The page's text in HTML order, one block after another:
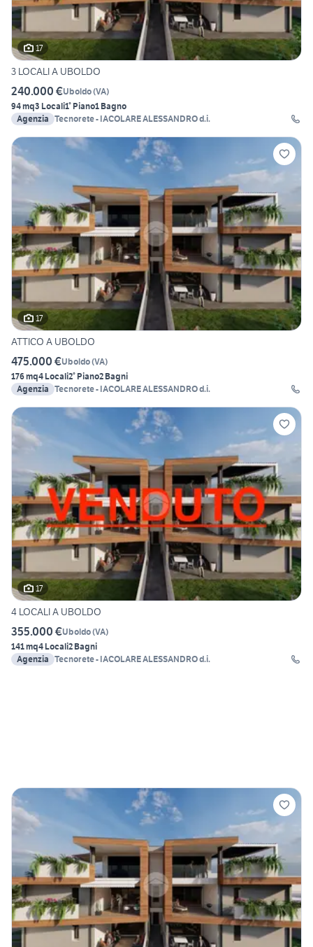
17
3 LOCALI A UBOLDO
240.000 €Uboldo(VA)
94 mq3 Locali1° Piano1 Bagno
Agenzia Tecnorete - IACOLARE ALESSANDRO d.i.
17
ATTICO A UBOLDO
475.000 €Uboldo(VA)
176 mq4 Locali2° Piano2 Bagni
Agenzia Tecnorete - IACOLARE ALESSANDRO d.i.
17
4 LOCALI A UBOLDO
355.000 €Uboldo(VA)
141 mq4 Locali2 Bagni
Agenzia Tecnorete - IACOLARE ALESSANDRO d.i.